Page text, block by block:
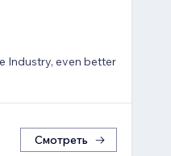
Industry, even better
Смотреть